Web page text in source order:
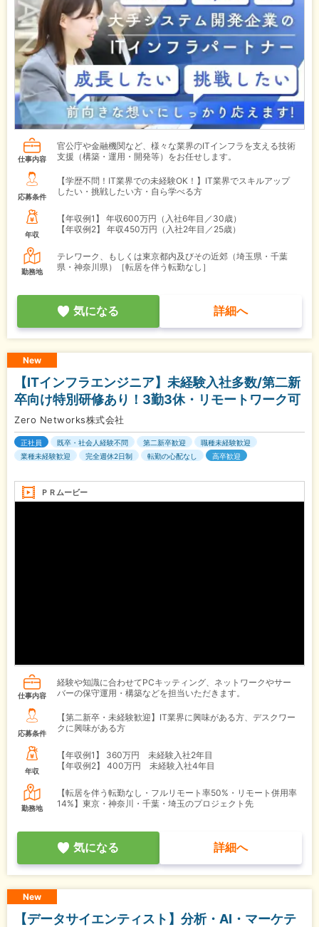
仕事内容
官公庁や金融機関など、様々な業界のITインフラを支える技術
支援（構築・運用・開発等）をお任せします。
応募条件
【学歴不問！IT業界での未経験OK！】IT業界でスキルアップ
したい・挑戦したい方・自ら学べる方
年収
【年収例1】
年収600万円（入社6年目／30歳）
【年収例2】
年収450万円（入社2年目／25歳）
勤務地
テレワーク、もしくは東京都内及びその近郊（埼玉県・千葉
県・神奈川県）［転居を伴う転勤なし］
気になる 詳細へ
New
【ITインフラエンジニア】未経験入社多数/第二新
卒向け特別研修あり！3勤3休・リモートワーク可
Zero Networks株式会社
正社員 既卒・社会人経験不問 第二新卒歓迎
職種未経験歓迎
業種未経験歓迎
完全週休2日制 転勤の心配なし 高卒歓迎
ＰＲムービー
仕事内容
経験や知識に合わせてPCキッティング、ネットワークやサー
バーの保守運用・構築などを担当いただきます。
応募条件
【第二新卒・未経験歓迎】IT業界に興味がある方、デスクワー
クに興味がある方
年収
【年収例1】
360万円 未経験入社2年目
【年収例2】
400万円 未経験入社4年目
勤務地
【転居を伴う転勤なし・フルリモート率50%・リモート併用率
14%】東京・神奈川・千葉・埼玉のプロジェクト先
気になる 詳細へ
New
【データサイエンティスト】分析・AI・マーケテ